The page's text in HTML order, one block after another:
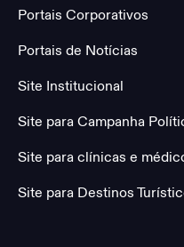
Portais Corporativos
Portais de Notícias
Site Institucional
Site para Campanha
Site para clínicas e
Site para Destinos